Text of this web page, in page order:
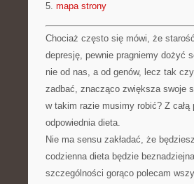
5. mapa strony
Chociaż często się mówi, że
depresję, pewnie pragniemy dożyć
nie od nas, a od genów, lecz tak
zadbać, znacząco zwiększa swoje
w takim razie musimy robić? Z
odpowiednia dieta.
Nie ma sensu zakładać, że
codzienna dieta będzie
szczególności gorąco polecam